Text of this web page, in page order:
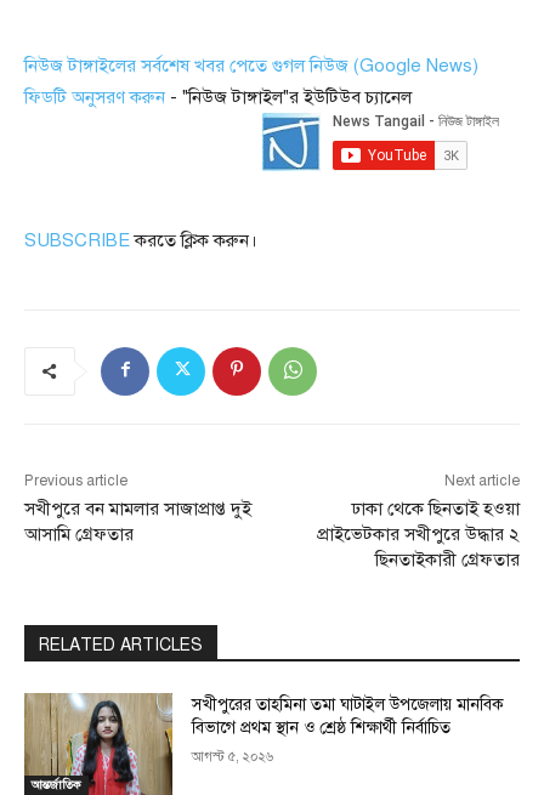
নিউজ টাঙ্গাইলের সর্বশেষ খবর পেতে গুগল নিউজ (Google News)
ফিডটি অনুসরণ করুন - "নিউজ টাঙ্গাইল"র ইউটিউব চ্যানেল
SUBSCRIBEকরতে ক্লিক করুন।
Previous article
সখীপুরে বন মামলার সাজাপ্রাপ্ত দুই
আসামি গ্রেফতার
Next article
ঢাকা থেকে ছিনতাই হওয়া
প্রাইভেটকার সখীপুরে উদ্ধার ২
ছিনতাইকারী গ্রেফতার
RELATED ARTICLES
আন্তর্জাতিক
সখীপুরের তাহমিনা তমা ঘাটাইল উপজেলায় মানবিক
বিভাগে প্রথম স্থান ও শ্রেষ্ঠ শিক্ষার্থী নির্বাচিত
আগস্ট ৫, ২০২৬